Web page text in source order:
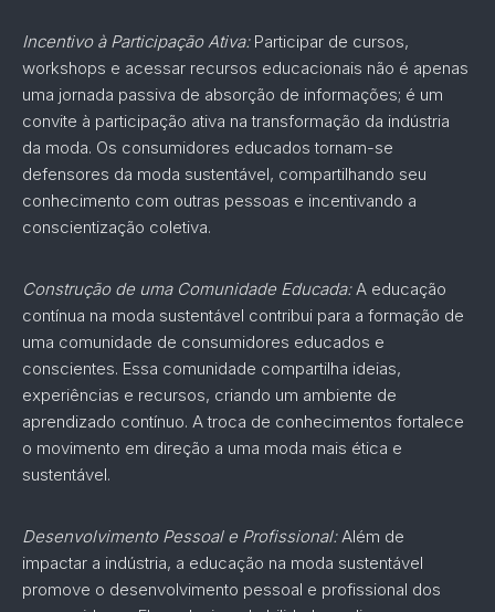
Incentivo à Participação Ativa:Participar de cursos,
workshops e acessar recursos educacionais não é apenas
uma jornada passiva de absorção de informações; é um
convite à participação ativa na transformação da indústria
da moda. Os consumidores educados tornam-se
defensores da moda sustentável, compartilhando seu
conhecimento com outras pessoas e incentivando a
conscientização coletiva.
Construção de uma Comunidade Educada:A educação
contínua na moda sustentável contribui para a formação de
uma comunidade de consumidores educados e
conscientes. Essa comunidade compartilha ideias,
experiências e recursos, criando um ambiente de
aprendizado contínuo. A troca de conhecimentos fortalece
o movimento em direção a uma moda mais ética e
sustentável.
Desenvolvimento Pessoal e Profissional:Além de
impactar a indústria, a educação na moda sustentável
promove o desenvolvimento pessoal e profissional dos